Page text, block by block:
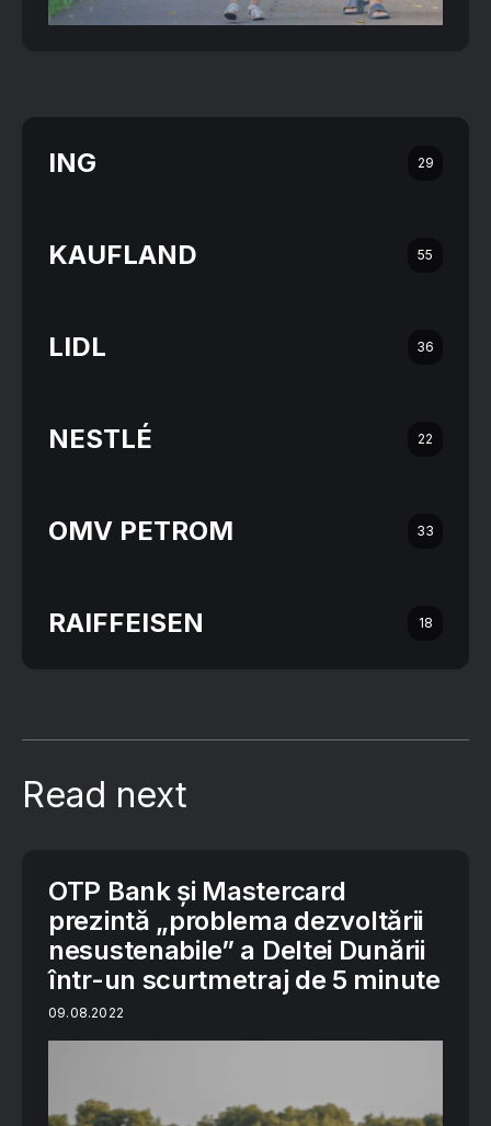
ING 29
KAUFLAND 55
LIDL 36
NESTLÉ 22
OMV PETROM 33
RAIFFEISEN 18
Read next
OTP Bank și Mastercard
prezintă „problema dezvoltării
nesustenabile” a Deltei Dunării
într-un scurtmetraj de 5 minute
09.08.2022